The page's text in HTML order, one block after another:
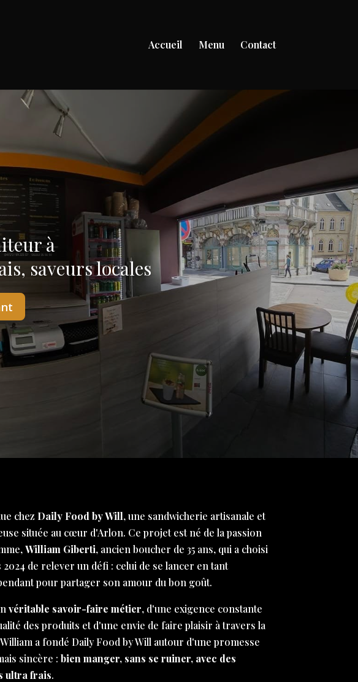
Accueil Menu Contact
à
saveurs locales
chez Daily Food by Will, une sandwicherie artisanale et
située au cœur d'Arlon. Ce projet est né de la passion
William Giberti, ancien boucher de 35 ans, qui a choisi
2024 de relever un défi : celui de se lancer en tant
pour partager son amour du bon goût.
véritable savoir-faire métier, d'une exigence constante
des produits et d'une envie de faire plaisir à travers la
a fondé Daily Food by Will autour d'une promesse
sincère :bien manger, sans se ruiner, avec des
ultra frais.